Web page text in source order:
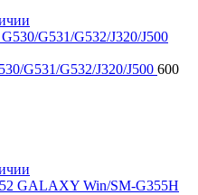
G531/G532/J320/J500 600